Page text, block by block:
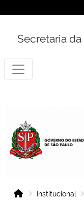
Secretaria da
Institucional